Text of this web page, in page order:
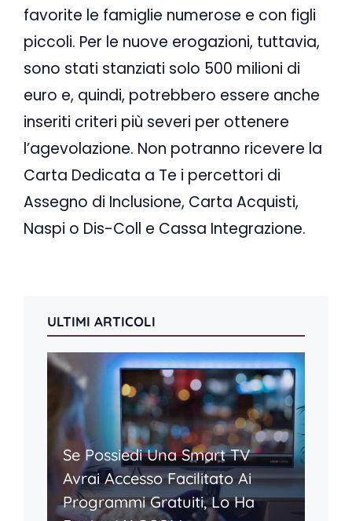
favorite le famiglie numerose e con figli
piccoli. Per le nuove erogazioni, tuttavia,
sono stati stanziati solo 500 milioni di
euro e, quindi, potrebbero essere anche
inseriti criteri più severi per ottenere
l’agevolazione. Non potranno ricevere la
Carta Dedicata a Te i percettori di
Assegno di Inclusione, Carta Acquisti,
Naspi o Dis-Coll e Cassa Integrazione.
ULTIMI ARTICOLI
Se Possiedi Una Smart TV
Avrai Accesso Facilitato Ai
Programmi Gratuiti, Lo Ha